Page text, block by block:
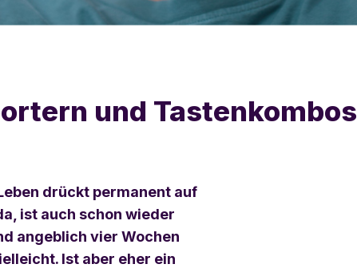
und Tastenkombos
drückt permanent auf
ist auch schon wieder
angeblich vier Wochen
Ist aber eher ein